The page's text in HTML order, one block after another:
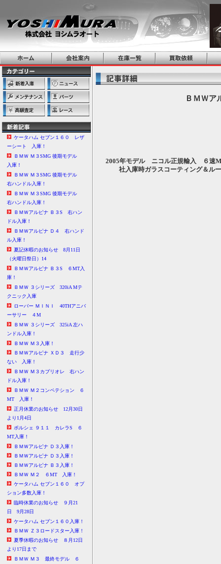
ケータハム セブン１６０ レザ
ーシート 入庫！
ＢＭＷ Ｍ３SMG 後期モデル
入庫！
ＢＭＷ Ｍ３SMG 後期モデル
右ハンドル入庫！
ＢＭＷ Ｍ３SMG 後期モデル
右ハンドル入庫！
ＢＭＷアルピナ Ｂ３S 右ハン
ドル入庫！
ＢＭＷアルピナ Ｄ４ 右ハンド
ル入庫！
夏記休暇のお知らせ 8月11日
（火曜日祭日）14
ＢＭＷアルピナ Ｂ３S ６MT入
庫！
ＢＭＷ ３シリーズ 320iA Mテ
クニック入庫
ローバー ＭＩＮＩ 40THアニバ
ーサリー ４M
ＢＭＷ ３シリーズ 325iA 左ハ
ンドル入庫！
ＢＭＷ Ｍ３入庫！
ＢＭＷアルピナ ＸＤ３ 走行少
ない 入庫！
ＢＭＷ Ｍ３カブリオレ 右ハン
ドル入庫！
ＢＭＷ Ｍ２コンペテション ６
MT 入庫！
正月休業のお知らせ 12月30日
より1月4日
ポルシェ ９１１ カレラS ６
MT入庫！
ＢＭＷアルピナ Ｄ３入庫！
ＢＭＷアルピナ Ｄ３入庫！
ＢＭＷアルピナ Ｂ３入庫！
ＢＭＷ Ｍ２ ６MT 入庫！
ケータハム セブン１６０ オプ
ション多数入庫！
臨時休業のお知らせ ９月21
日 9月28日
ケータハム セブン１６０入庫！
ＢＭＷ Ｚ３ロードスター入庫！
夏季休暇のお知らせ ８月12日
より17日まで
ＢＭＷ Ｍ３ 最終モデル ６
ＢＭＷ
2005年モデル ニコル正規輸入 ６
社入庫時ガラスコーティング＆ル